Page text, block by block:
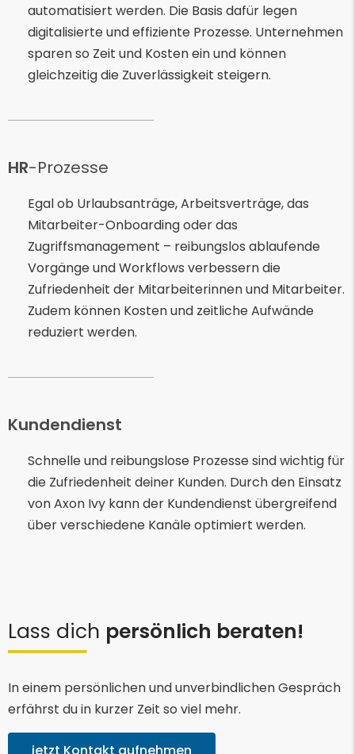
automatisiert werden. Die Basis dafür legen
digitalisierte und effiziente Prozesse. Unternehmen
sparen so Zeit und Kosten ein und können
gleichzeitig die Zuverlässigkeit steigern.
HR-Prozesse
Egal ob Urlaubsanträge, Arbeitsverträge, das
Mitarbeiter-Onboarding oder das
Zugriffsmanagement – reibungslos ablaufende
Vorgänge und Workflows verbessern die
Zufriedenheit der Mitarbeiterinnen und Mitarbeiter.
Zudem können Kosten und zeitliche Aufwände
reduziert werden.
Kundendienst
Schnelle und reibungslose Prozesse sind wichtig für
die Zufriedenheit deiner Kunden. Durch den Einsatz
von Axon Ivy kann der Kundendienst übergreifend
über verschiedene Kanäle optimiert werden.
Lass dich persönlich beraten!
In einem persönlichen und unverbindlichen Gespräch
erfährst du in kurzer Zeit so viel mehr.
jetzt Kontakt aufnehmen